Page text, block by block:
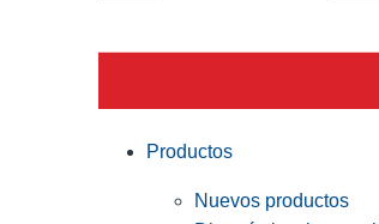
Productos
Nuevos productos